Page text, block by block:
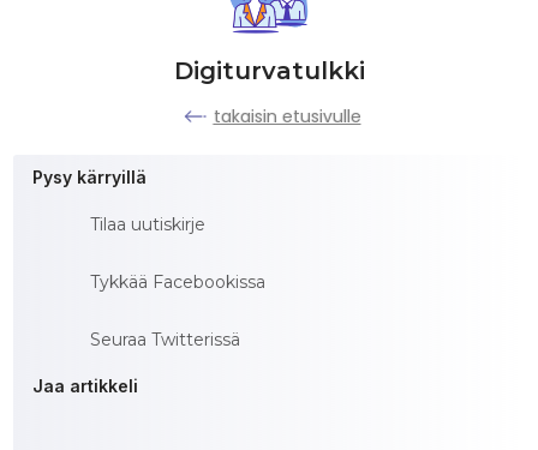
Digiturvatulkki
takaisin etusivulle
Pysy kärryillä
Tilaa uutiskirje
Tykkää Facebookissa
Seuraa Twitterissä
Jaa artikkeli